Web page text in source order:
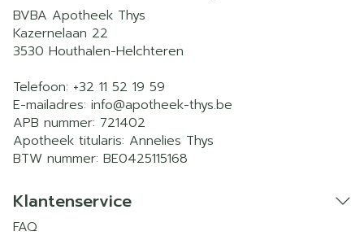
BVBA Apotheek Thys
Kazernelaan 22
3530 Houthalen-Helchteren
Telefoon: +32 11 52 19 59
E-mailadres: info@apotheek-thys.be
APB nummer: 721402
Apotheek titularis: Annelies Thys
BTW nummer: BE0425115168
Klantenservice
FAQ